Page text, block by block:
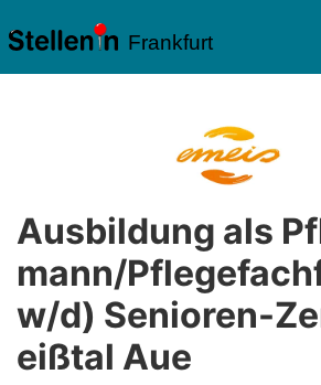
Frankfurt
Ausbildung als
mann/
w/d) Senioren-
eißtal Aue